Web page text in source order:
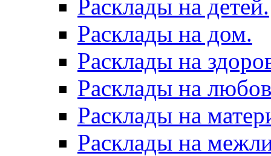
Расклады на детей.
Расклады на дом.
Расклады на
Расклады на
Расклады на
Расклады на